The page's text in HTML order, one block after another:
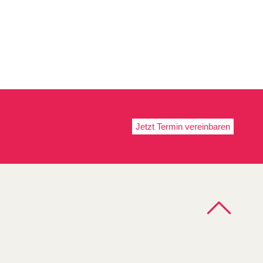
Jetzt Termin vereinbaren